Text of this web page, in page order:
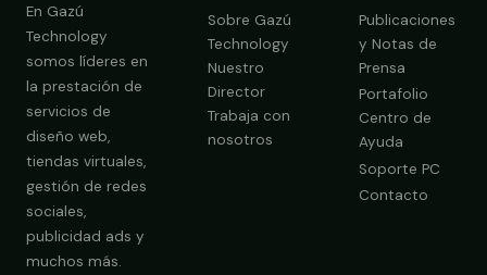
En Gazú
Technology
somos líderes en
la prestación de
servicios de
diseño web,
tiendas virtuales,
gestión de redes
sociales,
publicidad ads y
muchos más.
Sobre Gazú
Technology
Nuestro
Director
Trabaja con
nosotros
Publicaciones
y Notas de
Prensa
Portafolio
Centro de
Ayuda
Soporte PC
Contacto